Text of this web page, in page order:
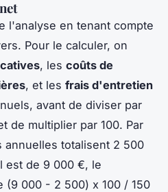
l'analyse en tenant compte
Pour le calculer, on
, les coûts de
, et les frais d'entretien
avant de diviser par
de multiplier par 100. Par
annuelles totalisent 2 500
est de 9 000 €, le
(9 000 - 2 500) x 100 / 150